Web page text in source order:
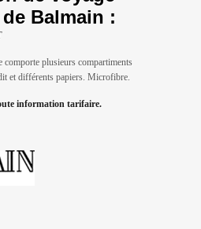
Balmain :
comporte plusieurs compartiments
et différents papiers. Microfibre.
information tarifaire.